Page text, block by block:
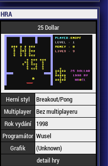
HRA
25 Dollar
Herní styl
Breakout/Pong
Multiplayer Bez multiplayeru
Rok vydání
1998
Programátor Wusel
Grafik
(Unknown)
detail hry